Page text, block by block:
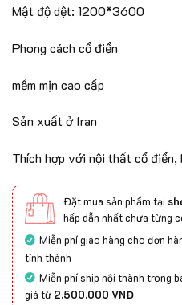
Mật độ dệt: 1200*3600
Phong cách cổ điển
mềm mịn cao cấp
Sản xuất ở Iran
Thích hợp với nội thất cổ điển,
Đặt mua sản phẩm tại
hấp dẫn nhất chưa từng
Miễn phí giao hàng cho đơn
tỉnh thành
Miễn phí ship nội thành trong
giá từ 2.500.000 VNĐ